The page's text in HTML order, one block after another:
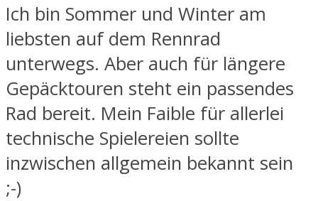
Ich bin Sommer und Winter am
liebsten auf dem Rennrad
unterwegs. Aber auch für längere
Gepäcktouren steht ein passendes
Rad bereit. Mein Faible für allerlei
technische Spielereien sollte
inzwischen allgemein bekannt sein
;-)